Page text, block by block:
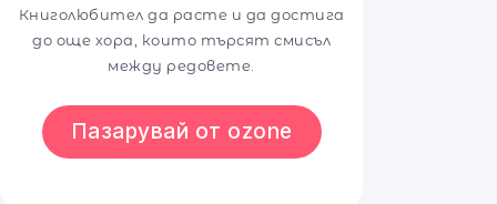
Книголюбител да расте и да достига
до още хора, които търсят смисъл
между редовете.
Пазарувай от ozone